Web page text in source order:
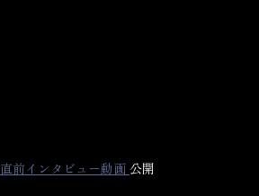
直前インタビュー動画 公開